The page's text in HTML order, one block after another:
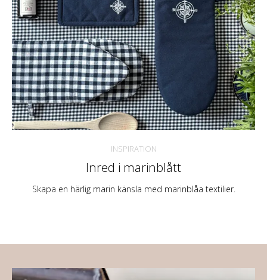
INSPIRATION
Inred i marinblått
Skapa en härlig marin känsla med marinblåa textilier.